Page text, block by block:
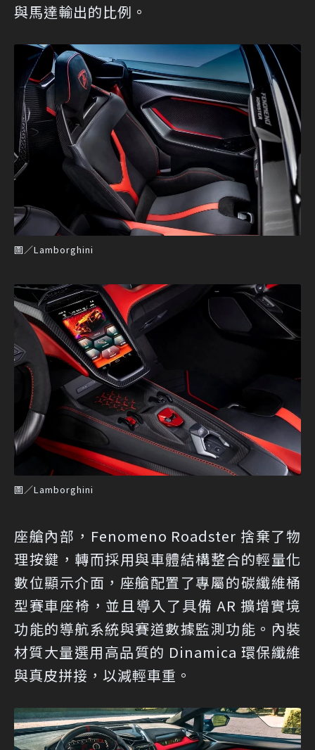
與馬達輸出的比例。
圖／Lamborghini
圖／Lamborghini
座艙內部，Fenomeno Roadster 捨棄了物
理按鍵，轉而採用與車體結構整合的輕量化
數位顯示介面，座艙配置了專屬的碳纖維桶
型賽車座椅，並且導入了具備 AR 擴增實境
功能的導航系統與賽道數據監測功能。內裝
材質大量選用高品質的 Dinamica 環保纖維
與真皮拼接，以減輕車重。